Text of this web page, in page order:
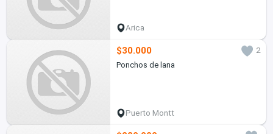
Arica
$30.000
2
Ponchos de lana
Puerto Montt